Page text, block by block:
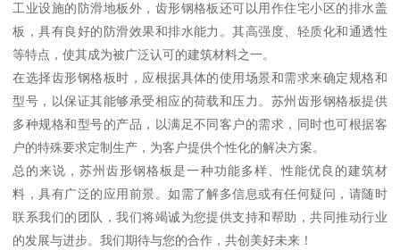
工业设施的防滑地板外，齿形钢格板还可以用作住宅小区的排水盖
板，具有良好的防滑效果和排水能力。其高强度、轻质化和通透性
等特点，使其成为被广泛认可的建筑材料之一。
在选择齿形钢格板时，应根据具体的使用场景和需求来确定规格和
型号，以保证其能够承受相应的荷载和压力。苏州齿形钢格板提供
多种规格和型号的产品，以满足不同客户的需求，同时也可根据客
户的特殊要求定制生产，为客户提供个性化的解决方案。
总的来说，苏州齿形钢格板是一种功能多样、性能优良的建筑材
料，具有广泛的应用前景。如需了解多信息或有任何疑问，请随时
联系我们的团队，我们将竭诚为您提供支持和帮助，共同推动行业
的发展与进步。我们期待与您的合作，共创美好未来！